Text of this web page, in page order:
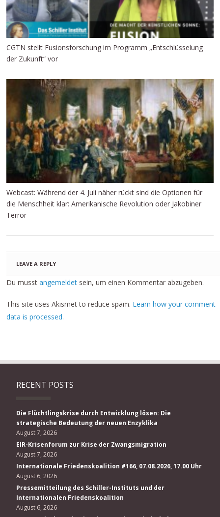
CGTN stellt Fusionsforschung im Programm „Entschlüsselung
der Zukunft“ vor
Webcast: Während der 4. Juli näher rückt sind die Optionen für
die Menschheit klar: Amerikanische Revolution oder Jakobiner
Terror
LEAVE A REPLY
Du musstangemeldet sein, um einen Kommentar abzugeben.
This site uses Akismet to reduce spam. Learn how your comment
data is processed.
RECENT POSTS
Die Flüchtlingskrise durch Entwicklung lösen: Die
strategische Bedeutung der neuen Enzyklika
August 7, 2026
EIR-Krisenforum zur Krise der Zwangsmigration
August 7, 2026
Internationale Friedenskoalition #166, 07.08.2026, 17.00 Uhr
August 6, 2026
Pressemitteilung des Schiller-Instituts und der
Internationalen Friedenskoalition
August 6, 2026